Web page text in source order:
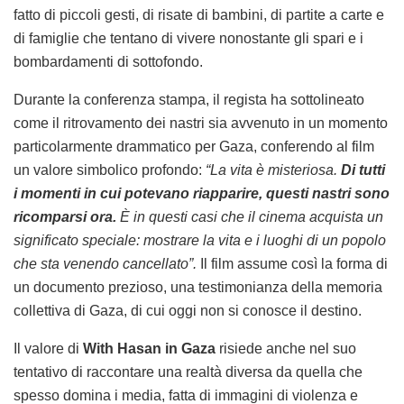
fatto di piccoli gesti, di risate di bambini, di partite a carte e
di famiglie che tentano di vivere nonostante gli spari e i
bombardamenti di sottofondo.
Durante la conferenza stampa, il regista ha sottolineato
come il ritrovamento dei nastri sia avvenuto in un momento
particolarmente drammatico per Gaza, conferendo al film
un valore simbolico profondo: “La vita è misteriosa. Di tutti
i momenti in cui potevano riapparire, questi nastri sono
ricomparsi ora. È in questi casi che il cinema acquista un
significato speciale: mostrare la vita e i luoghi di un popolo
che sta venendo cancellato”. Il film assume così la forma di
un documento prezioso, una testimonianza della memoria
collettiva di Gaza, di cui oggi non si conosce il destino.
Il valore di With Hasan in Gaza risiede anche nel suo
tentativo di raccontare una realtà diversa da quella che
spesso domina i media, fatta di immagini di violenza e